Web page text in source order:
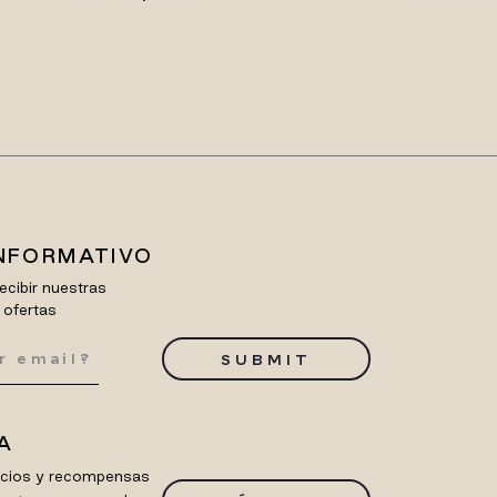
nuestras
ofertas
SUBMIT
y recompensas